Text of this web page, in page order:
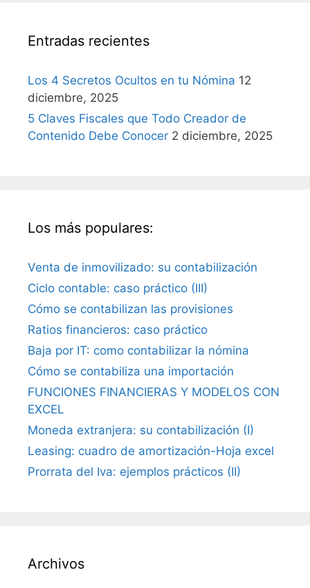
Entradas recientes
Los 4 Secretos Ocultos en tu Nómina 12
diciembre, 2025
5 Claves Fiscales que Todo Creador de
Contenido Debe Conocer 2 diciembre, 2025
Los más populares:
Venta de inmovilizado: su contabilización
Ciclo contable: caso práctico (III)
Cómo se contabilizan las provisiones
Ratios financieros: caso práctico
Baja por IT: como contabilizar la nómina
Cómo se contabiliza una importación
FUNCIONES FINANCIERAS Y MODELOS CON
EXCEL
Moneda extranjera: su contabilización (I)
Leasing: cuadro de amortización-Hoja excel
Prorrata del Iva: ejemplos prácticos (II)
Archivos